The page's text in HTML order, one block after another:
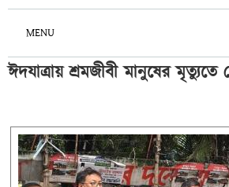
MENU
ঈদযাত্রায় শ্রমজীবী মানুষের